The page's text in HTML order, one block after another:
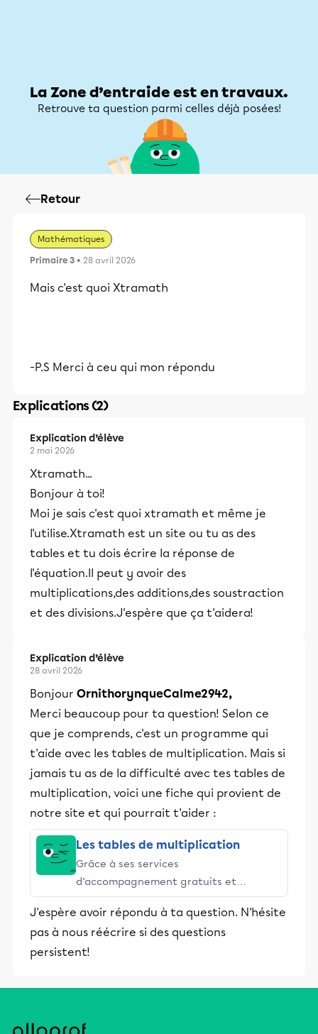
La Zone d’entraide est en travaux.
Retrouve ta question parmi celles déjà posées!
Retour
Mathématiques
Primaire 3 • 28 avril 2026
Mais c'est quoi Xtramath
-P.S Merci à ceu qui mon répondu
Explications (2)
Explication d’élève
2 mai 2026
Xtramath...
Bonjour à toi!
Moi je sais c'est quoi xtramath et même je
l'utilise.Xtramath est un site ou tu as des
tables et tu dois écrire la réponse de
l'équation.Il peut y avoir des
multiplications,des additions,des soustraction
et des divisions.J'espère que ça t'aidera!
Explication d’élève
28 avril 2026
Bonjour OrnithorynqueCalme2942,
Merci beaucoup pour ta question! Selon ce
que je comprends, c'est un programme qui
t'aide avec les tables de multiplication. Mais si
jamais tu as de la difficulté avec tes tables de
multiplication, voici une fiche qui provient de
notre site et qui pourrait t'aider :
Les tables de multiplication
Grâce à ses services
d’accompagnement gratuits et
stimulants, Alloprof engage les élèves
et leurs parents dans la réussite
éducative.
J'espère avoir répondu à ta question. N'hésite
pas à nous réécrire si des questions
persistent!